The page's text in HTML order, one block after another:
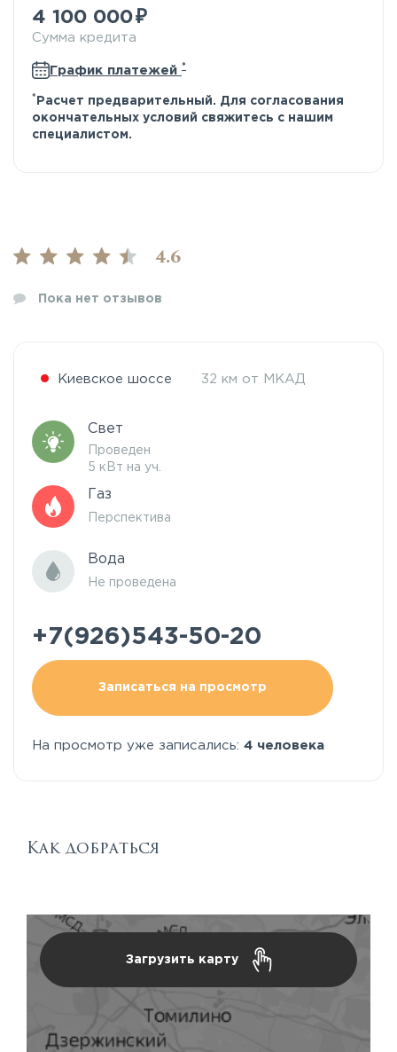
4.6
Пока нет отзывов
4 100 000
Сумма кредита
График платежей *
* Расчет предварительный. Для согласования
окончательных условий свяжитесь с нашим
специалистом.
Киевское шоссе 32 км от МКАД
Свет
Проведен
5 кВт на уч.
Газ
Перспектива
Вода
Не проведена
+7(926)543-50-20
Записаться на просмотр
На просмотр уже записались: 4 человека
Как добраться
Загрузить карту